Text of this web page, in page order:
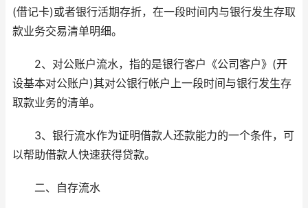
(借记卡)或者银行活期存折，在一段时间内与银行发生存取
款业务交易清单明细。
2、对公账户流水，指的是银行客户《公司客户》(开
设基本对公账户)其对公银行帐户上一段时间与银行发生存
取款业务的清单。
3、银行流水作为证明借款人还款能力的一个条件，可
以帮助借款人快速获得贷款。
二、自存流水